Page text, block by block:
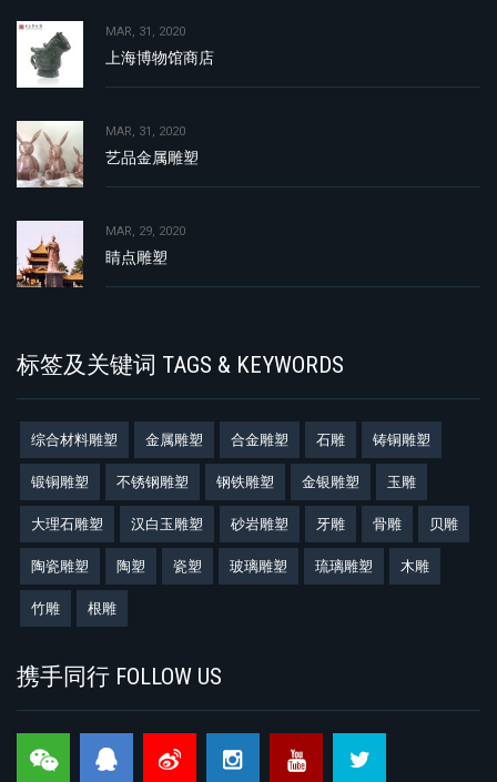
MAR, 31, 2020
上海博物馆商店
MAR, 31, 2020
艺品金属雕塑
MAR, 29, 2020
睛点雕塑
标签及关键词 TAGS & KEYWORDS
综合材料雕塑 金属雕塑 合金雕塑 石雕 铸铜雕塑
锻铜雕塑 不锈钢雕塑 钢铁雕塑 金银雕塑 玉雕
大理石雕塑 汉白玉雕塑 砂岩雕塑 牙雕 骨雕 贝雕
陶瓷雕塑 陶塑 瓷塑 玻璃雕塑 琉璃雕塑 木雕
竹雕 根雕
携手同行 FOLLOW US